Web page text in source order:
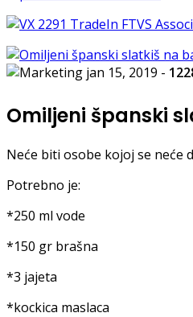
jan 15, 2019 -
Omiljeni španski
Neće biti osobe kojoj se neće
Potrebno je:
*250 ml vode
*150 gr brašna
*3 jajeta
*kockica maslaca